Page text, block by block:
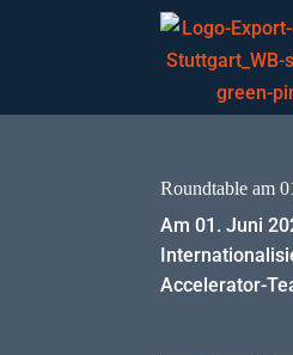
Roundtable am
Am 01. Juni
Accelerator-